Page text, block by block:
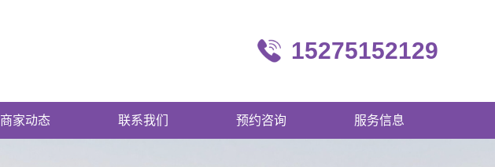
15275152129
商家动态 联系我们 预约咨询 服务信息